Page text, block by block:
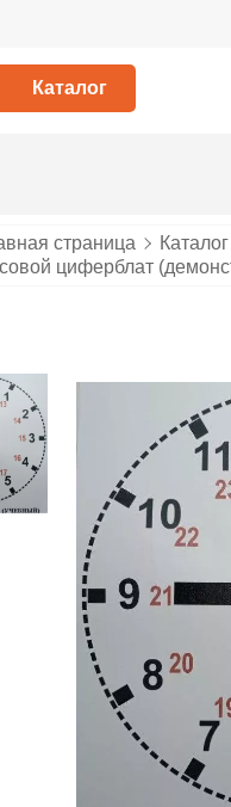
Каталог
страница Каталог
циферблат